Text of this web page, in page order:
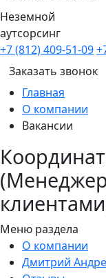
Неземной
аутсорсинг
+7 (812) 409-51-09
Заказать звонок
Главная
О компании
Вакансии
Меню раздела
О компании
Дмитрий